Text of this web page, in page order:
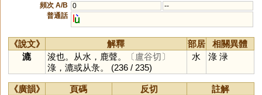
頻次 A/B
0
--
普通話
l
《說文》 解釋 部居
相關異體
漉
浚也。从水，鹿聲。
〔盧谷切〕
淥，漉或从彔。 (236 / 235)
水 淥 渌
《廣韻》 頁碼 反切
註解